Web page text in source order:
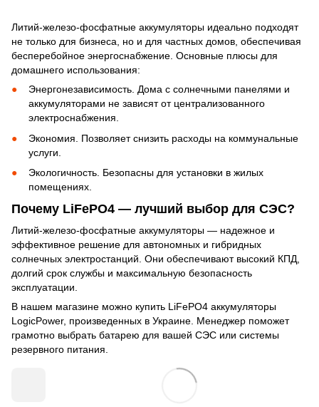
Литий-железо-фосфатные аккумуляторы идеально подходят
не только для бизнеса, но и для частных домов, обеспечивая
бесперебойное энергоснабжение. Основные плюсы для
домашнего использования:
Энергонезависимость. Дома с солнечными панелями и
аккумуляторами не зависят от централизованного
электроснабжения.
Экономия. Позволяет снизить расходы на коммунальные
услуги.
Экологичность. Безопасны для установки в жилых
помещениях.
Почему LiFePO4 — лучший выбор для СЭС?
Литий-железо-фосфатные аккумуляторы — надежное и
эффективное решение для автономных и гибридных
солнечных электростанций. Они обеспечивают высокий КПД,
долгий срок службы и максимальную безопасность
эксплуатации.
В нашем магазине можно купить LiFePO4 аккумуляторы
LogicPower, произведенных в Украине. Менеджер поможет
грамотно выбрать батарею для вашей СЭС или системы
резервного питания.